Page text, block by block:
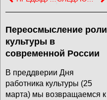
Переосмысление роли
культуры в
современной России
В преддверии Дня
работника культуры (25
марта) мы возвращаемся к